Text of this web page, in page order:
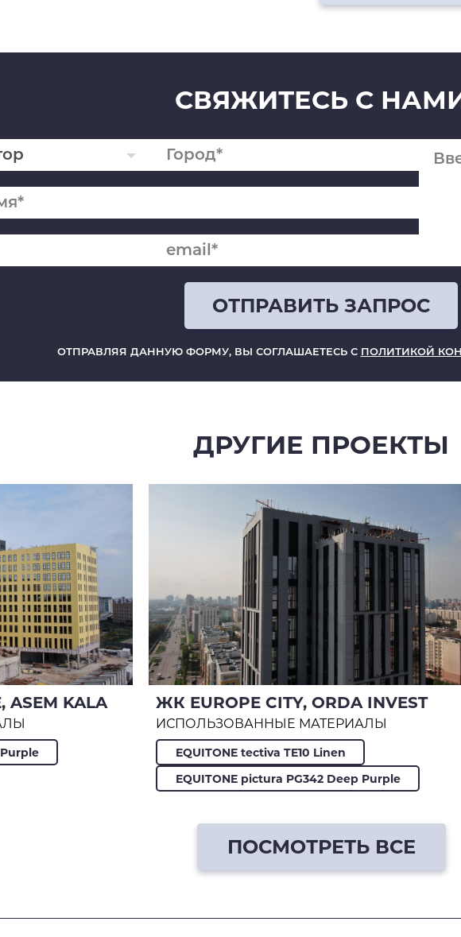
СВЯЖИТЕСЬ С
ОТПРАВИТЬ ЗАПРОС
ОТПРАВЛЯЯ ДАННУЮ ФОРМУ, ВЫ СОГЛАШАЕТЕСЬ С ПОЛИТИКОЙ
ДРУГИЕ ПРОЕКТЫ
ASEM KALA ЖК EUROPE CITY, ORDA INVEST
ИСПОЛЬЗОВАННЫЕ МАТЕРИАЛЫ
EQUITONE tectiva TE10 Linen
EQUITONE pictura PG342 Deep Purple
ПОСМОТРЕТЬ ВСЕ
ОТПРАВЛЯЯ
Спасибо